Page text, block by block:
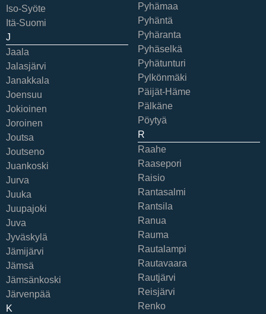
Iso-Syöte
Itä-Suomi
J
Jaala
Jalasjärvi
Janakkala
Joensuu
Jokioinen
Joroinen
Joutsa
Joutseno
Juankoski
Jurva
Juuka
Juupajoki
Juva
Jyväskylä
Jämijärvi
Jämsä
Jämsänkoski
Järvenpää
K
Pyhämaa
Pyhäntä
Pyhäranta
Pyhäselkä
Pyhätunturi
Pylkönmäki
Päijät-Häme
Pälkäne
Pöytyä
R
Raahe
Raasepori
Raisio
Rantasalmi
Rantsila
Ranua
Rauma
Rautalampi
Rautavaara
Rautjärvi
Reisjärvi
Renko